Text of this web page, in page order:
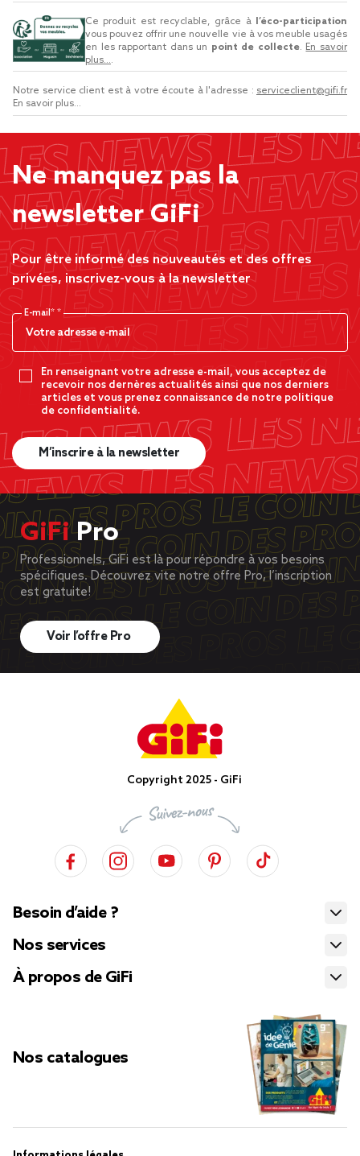
Ce produit est recyclable, grâce à
l’éco-participation
vous pouvez offrir une nouvelle vie à vos meuble usagés
en les rapportant dans un point de collecte. En savoir
plus....
Notre service client est à votre écoute à l'adresse : serviceclient@gifi.fr
En savoir plus...
Ne manquez pas la
newsletter GiFi
Pour être informé des nouveautés et des offres
privées, inscrivez-vous à la newsletter
E-mail*
En renseignant votre adresse e-mail, vous acceptez de
recevoir nos dernères actualités ainsi que nos derniers
articles et vous prenez connaissance de notre politique
de confidentialité.
M’inscrire à la newsletter
GiFiPro
Professionnels, GiFi est là pour répondre à vos besoins
spécifiques. Découvrez vite notre offre Pro, l’inscription
est gratuite!
Voir l’offre Pro
Copyright 2025 - GiFi
Besoin d’aide ?
Nos services
À propos de GiFi
Nos catalogues